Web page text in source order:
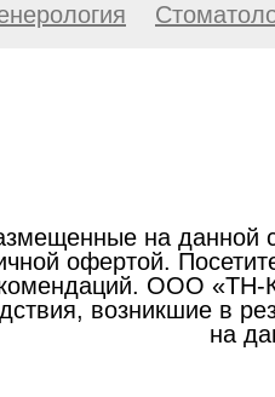
на данной
офертой.
ООО «ТН-
возникшие в
на